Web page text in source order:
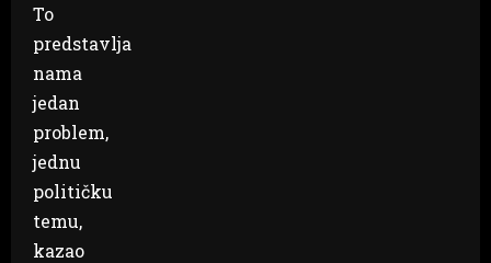
To
predstavlja
nama
jedan
problem,
jednu
političku
temu,
kazao